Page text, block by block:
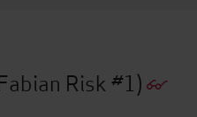
Risk #1)